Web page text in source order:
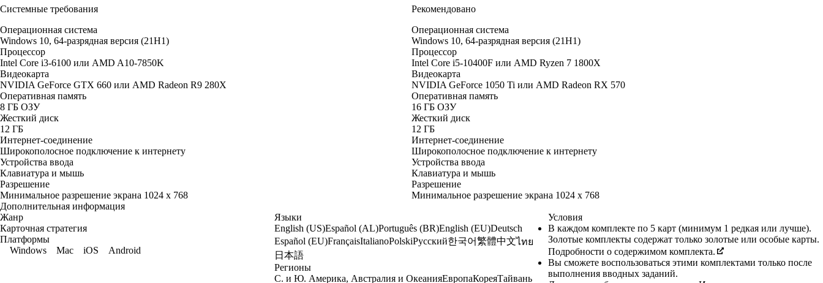
Системные требования
Операционная система
Windows 10, 64-разрядная версия (21H1)
Процессор
Intel Core i3-6100 или AMD A10-7850K
Видеокарта
NVIDIA GeForce GTX 660 или AMD Radeon R9 280X
Оперативная память
8 ГБ ОЗУ
Жесткий диск
12 ГБ
Интернет-соединение
Широкополосное подключение к интернету
Устройства ввода
Клавиатура и мышь
Разрешение
Минимальное разрешение экрана 1024 x 768
Рекомендовано
Операционная система
Windows 10, 64-разрядная версия (21H1)
Процессор
Intel Core i5-10400F или AMD Ryzen 7 1800X
Видеокарта
NVIDIA GeForce 1050 Ti или AMD Radeon RX 570
Оперативная память
16 ГБ ОЗУ
Жесткий диск
12 ГБ
Интернет-соединение
Широкополосное подключение к интернету
Устройства ввода
Клавиатура и мышь
Разрешение
Минимальное разрешение экрана 1024 x 768
Дополнительная информация
Жанр
Карточная стратегия
Платформы
Windows
Mac iOS Android
Языки
English (US)Español (AL)Português (BR)English (EU)Deutsch
Español (EU)FrançaisItalianoPolskiРусский한국어繁體中文ไทย
日本語
Регионы
С. и Ю. Америка, Австралия и ОкеанияЕвропаКореяТайвань
Условия
В каждом комплекте по 5 карт (минимум 1 редкая или лучше).
Золотые комплекты содержат только золотые или особые карты.
Подробности о содержимом комплекта.
Вы сможете воспользоваться этими комплектами только после
выполнения вводных заданий.